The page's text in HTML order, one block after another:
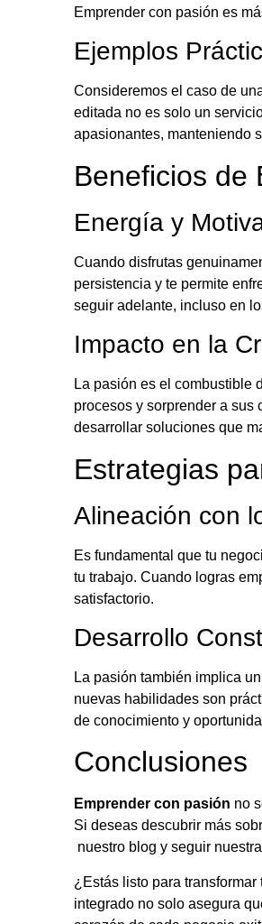
Emprender con pasión es
Ejemplos
Consideremos el caso de
editada no es solo un
apasionantes, manteniendo
Beneficios de
Energía y
Cuando disfrutas
persistencia y te permite
seguir adelante, incluso en
Impacto en la
La pasión es el combustible
procesos y sorprender a
desarrollar soluciones que
Estrategias
Alineación con
Es fundamental que tu
tu trabajo. Cuando logras
satisfactorio.
Desarrollo
La pasión también implica
nuevas habilidades son
de conocimiento y
Conclusiones
Emprender con pasión no
Si deseas descubrir más
nuestro blog y seguir
¿Estás listo para
integrado no solo asegura